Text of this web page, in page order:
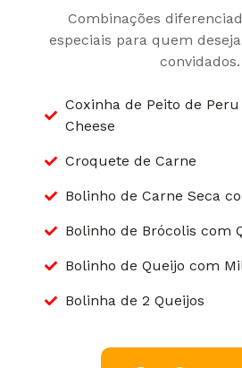
Combinações
especiais para quem
convidados.
Coxinha de Peito de
Cheese
Croquete de Carne
Bolinho de Carne Seca
Bolinho de Brócolis com
Bolinho de Queijo com
Bolinha de 2 Queijos